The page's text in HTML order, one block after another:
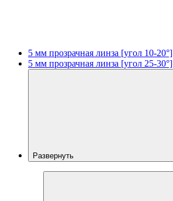
5 мм прозрачная линза [угол 10-20°]
5 мм прозрачная линза [угол 25-30°]
Развернуть